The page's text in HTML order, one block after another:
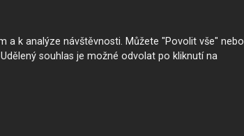
a k analýze návštěvnosti. Můžete "Povolit vše" nebo
souhlas je možné odvolat po kliknutí na